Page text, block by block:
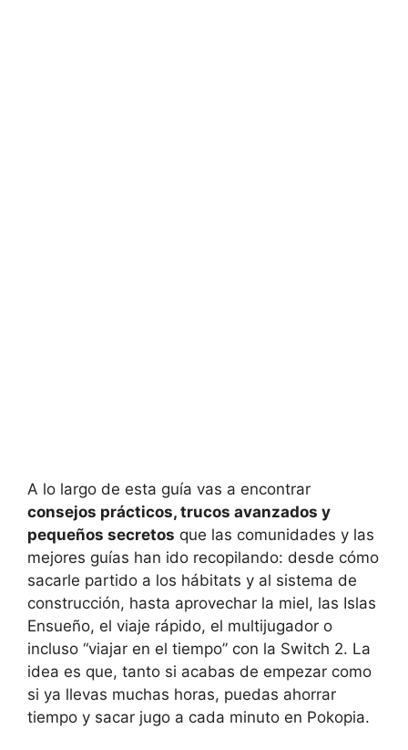
A lo largo de esta guía vas a encontrar
consejos prácticos, trucos avanzados y
pequeños secretos que las comunidades y las
mejores guías han ido recopilando: desde cómo
sacarle partido a los hábitats y al sistema de
construcción, hasta aprovechar la miel, las Islas
Ensueño, el viaje rápido, el multijugador o
incluso “viajar en el tiempo” con la Switch 2. La
idea es que, tanto si acabas de empezar como
si ya llevas muchas horas, puedas ahorrar
tiempo y sacar jugo a cada minuto en Pokopia.